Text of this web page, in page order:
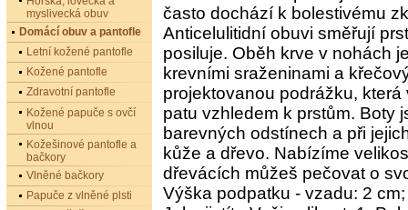
často dochází k bolestivému
Anticelulitidní obuvi směřují
posiluje. Oběh krve v nohách
krevními sraženinami a
projektovanou podrážku,
patu vzhledem k prstům. Boty
barevných odstínech a při
kůže a dřevo. Nabízíme
dřevácích můžeš pečovat o
Výška podpatku - vzadu: 2
myslivecká obuv
Domácí obuv a pantofle
Letní kožené pantofle
Kožené pantofle
Zdravotní pantofle
Kožené papuče s ovčí
vlnou
Kožešinové pantofle a
bačkory
Vlněné bačkory
Papuče z vlněné plsti